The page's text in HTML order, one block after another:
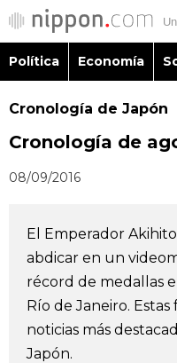
Política
Sociedad
Cultura
Política Economía
Cronología de Japón
Cronología de
08/09/2016
El Emperador
abdicar en un
récord de medallas
Río de Janeiro.
noticias más
Japón.